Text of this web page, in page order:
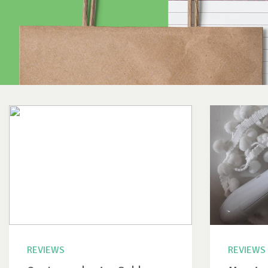
REVIEWS REVIEWS